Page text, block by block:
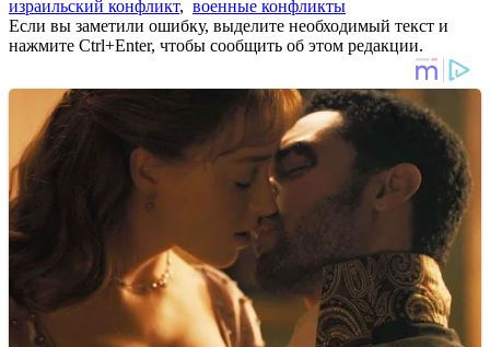
израильский конфликт, военные конфликты
Если вы заметили ошибку, выделите необходимый текст и
нажмите Ctrl+Enter, чтобы сообщить об этом редакции.